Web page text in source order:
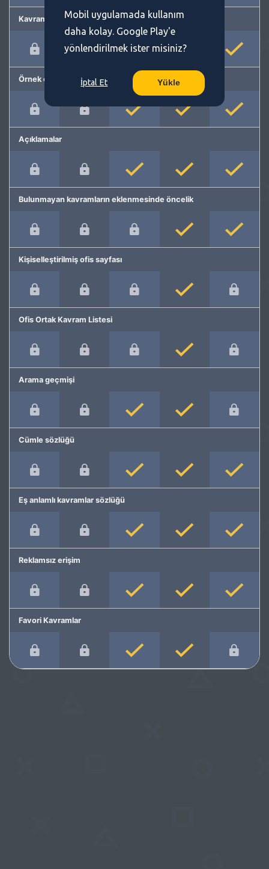
Kavram önerme
Örnek cümleler
Açıklamalar
Bulunmayan kavramların eklenmesinde öncelik
Kişiselleştirilmiş ofis sayfası
Ofis Ortak Kavram Listesi
Arama geçmişi
Cümle sözlüğü
Eş anlamlı kavramlar sözlüğü
Reklamsız erişim
Favori Kavramlar
Mobil uygulamada kullanım
daha kolay. Google Play'e
yönlendirilmek ister misiniz?
İptal Et Yükle